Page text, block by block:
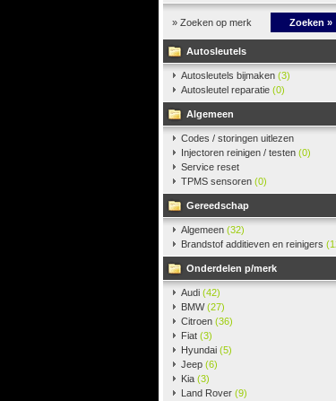
» Zoeken op merk Zoeken »
Autosleutels
Autosleutels bijmaken (3)
Autosleutel reparatie (0)
Algemeen
Codes / storingen uitlezen
Injectoren reinigen / testen (0)
Service reset
TPMS sensoren (0)
Gereedschap
Algemeen (32)
Brandstof additieven en reinigers
Onderdelen p/merk
Audi (42)
BMW(27)
Citroen (36)
Fiat (3)
Hyundai (5)
Jeep (6)
Kia (3)
Land Rover (9)